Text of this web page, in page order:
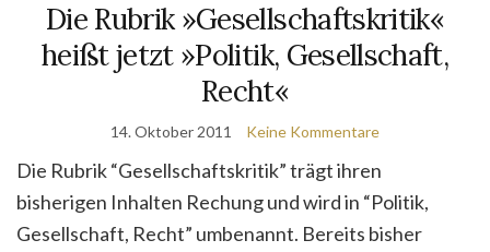
Die Rubrik »Gesellschaftskritik«
heißt jetzt »Politik, Gesellschaft,
Recht«
14. Oktober 2011 Keine Kommentare
Die Rubrik “Gesellschaftskritik” trägt ihren
bisherigen Inhalten Rechung und wird in “Politik,
Gesellschaft, Recht” umbenannt. Bereits bisher